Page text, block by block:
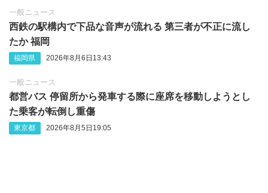
一般ニュース
西鉄の駅構内で下品な音声が流れる 第三者が不正に流し
たか 福岡
福岡県 2026年8月6日13:43
一般ニュース
都営バス 停留所から発車する際に座席を移動しようとし
た乗客が転倒し重傷
東京都 2026年8月5日19:05